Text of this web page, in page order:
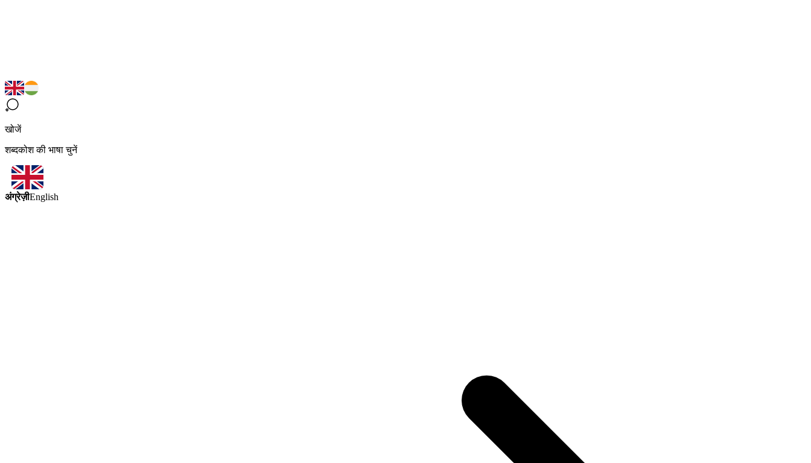
खोजें
शब्दकोश की भाषा चुनें
अंग्रेज़ीEnglish